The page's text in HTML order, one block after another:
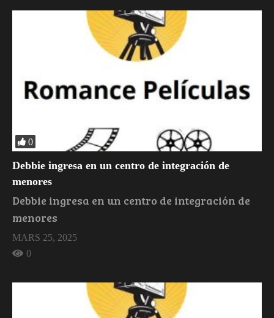
0
Debbie ingresa en un centro de integración de
menores
Debbie ingresa en un centro de integración de
menores
MARS 25, 2025
0